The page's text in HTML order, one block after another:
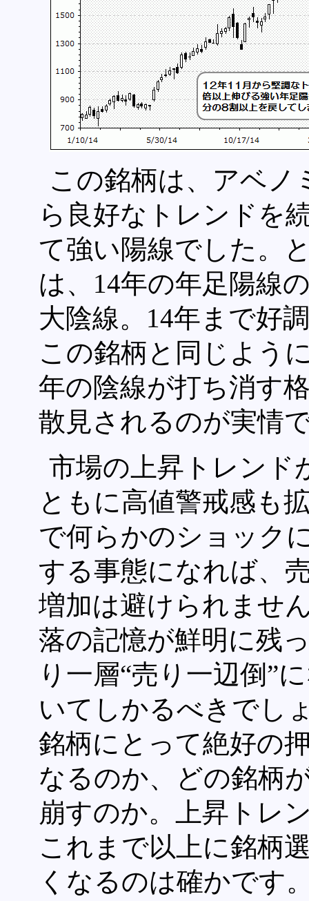
この銘柄は、アベノ
ら良好なトレンドを
て強い陽線でした。
は、14年の年足陽線
大陰線。14年まで好
この銘柄と同じよう
年の陰線が打ち消す
散見されるのが実情
市場の上昇トレンド
ともに高値警戒感も
で何らかのショック
する事態になれば、
増加は避けられませ
落の記憶が鮮明に残
り一層“売り一辺倒”
いてしかるべきでし
銘柄にとって絶好の
なるのか、どの銘柄
崩すのか。上昇トレ
これまで以上に銘柄
くなるのは確かです